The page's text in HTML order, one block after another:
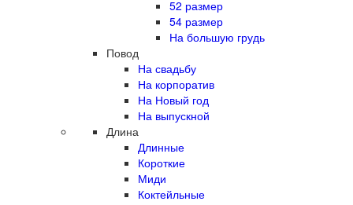
52 размер
54 размер
На большую грудь
Повод
На свадьбу
На корпоратив
На Новый год
На выпускной
Длина
Длинные
Короткие
Миди
Коктейльные